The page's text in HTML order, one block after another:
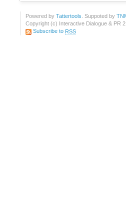
Powered by Tattertools. Suppoted by
Copyright (c) Interactive Dialogue & PR
Subscribe to RSS